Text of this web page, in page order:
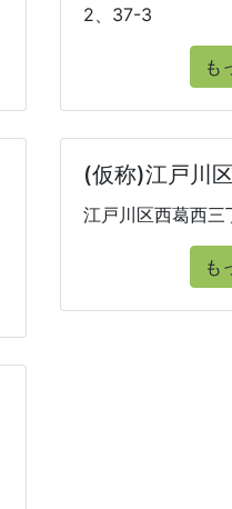
2、37-3
も
(仮称)江戸川
江戸川区西葛西三
も